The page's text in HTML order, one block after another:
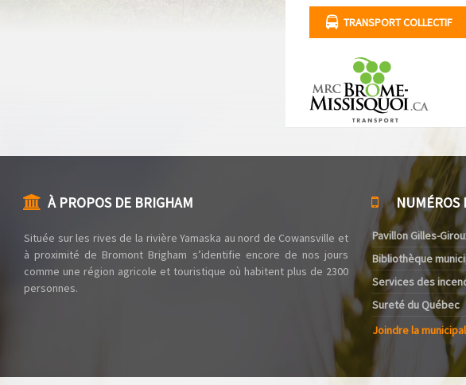
TRANSPORT COLLECTIF
À PROPOS DE BRIGHAM
Située sur les rives de la rivière Yamaska au nord de Cowansville et
à proximité de Bromont Brigham s’identifie encore de nos jours
comme une région agricole et touristique où habitent plus de 2300
personnes.
NUMÉROS
Pavillon Gilles-
Bibliothèque
Services des
Sureté du Québec
Joindre la